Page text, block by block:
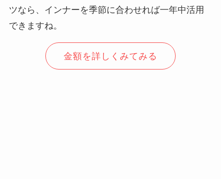
ツなら、インナーを季節に合わせれば一年中活用
できますね。
金額を詳しくみてみる